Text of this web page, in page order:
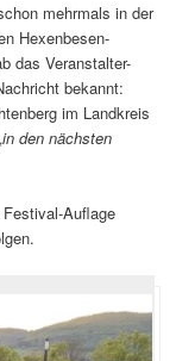
mehrmals in der
Hexenbesen-
das Veranstalter-
bekannt:
im Landkreis
den nächsten
Auflage